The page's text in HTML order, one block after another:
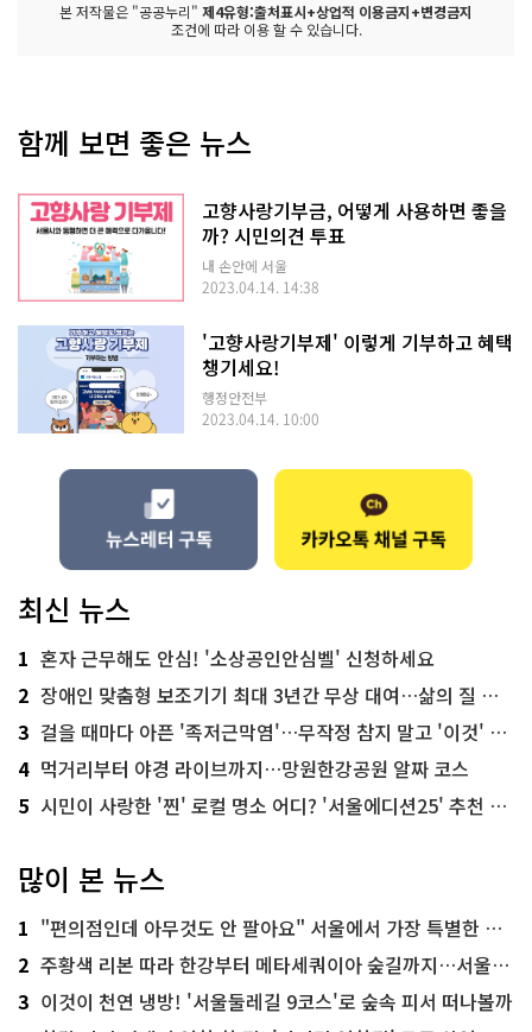
본 저작물은 "공공누리" 제4유형:출처표시+상업적 이용금지+변경금지
조건에 따라 이용 할 수 있습니다.
함께 보면 좋은 뉴스
고향사랑기부금, 어떻게 사용하면 좋을
까? 시민의견 투표
내 손안에 서울
2023.04.14. 14:38
'고향사랑기부제' 이렇게 기부하고 혜택
챙기세요!
행정안전부
2023.04.14. 10:00
최신 뉴스
1 혼자 근무해도 안심! '소상공인안심벨' 신청하세요
2 장애인 맞춤형 보조기기 최대 3년간 무상 대여…삶의 질 높인다
3 걸을 때마다 아픈 '족저근막염'…무작정 참지 말고 '이것' 해보세요!
4 먹거리부터 야경 라이브까지…망원한강공원 알짜 코스
5 시민이 사랑한 '찐' 로컬 명소 어디? '서울에디션25' 추천 코스
많이 본 뉴스
1 "편의점인데 아무것도 안 팔아요" 서울에서 가장 특별한 편의점의 정체
2 주황색 리본 따라 한강부터 메타세쿼이아 숲길까지…서울둘레길 15코스
3 이것이 천연 냉방! '서울둘레길 9코스'로 숲속 피서 떠나볼까